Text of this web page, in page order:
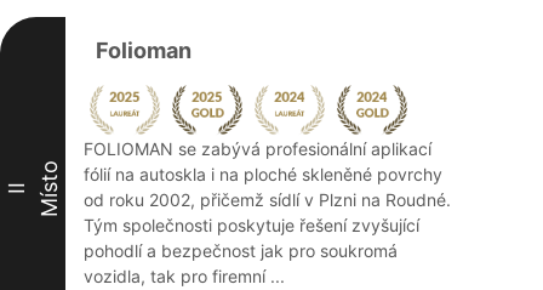
II Místo
Folioman
FOLIOMAN se zabývá profesionální aplikací
fólií na autoskla i na ploché skleněné povrchy
od roku 2002, přičemž sídlí v Plzni na Roudné.
Tým společnosti poskytuje řešení zvyšující
pohodlí a bezpečnost jak pro soukromá
vozidla, tak pro firemní ...